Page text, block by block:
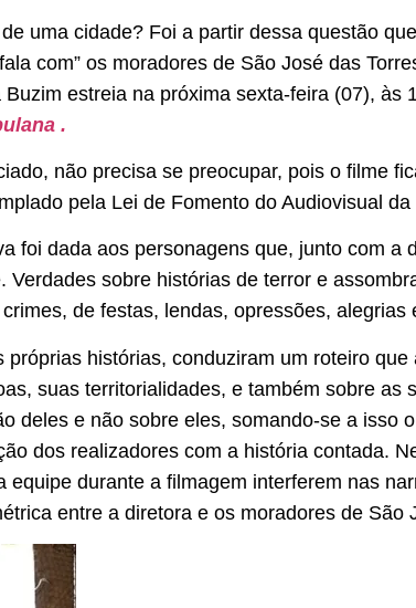
uma cidade? Foi a partir dessa questão
com” os moradores de São José das
estreia na próxima sexta-feira (07), às
.
não precisa se preocupar, pois o filme
pela Lei de Fomento do Audiovisual
foi dada aos personagens que, junto com a
sobre histórias de terror e
de festas, lendas, opressões, alegrias
histórias, conduziram um roteiro
suas territorialidades, e também sobre as
deles e não sobre eles, somando-se a isso
dos realizadores com a história contada.
durante a filmagem interferem nas
entre a diretora e os moradores de São